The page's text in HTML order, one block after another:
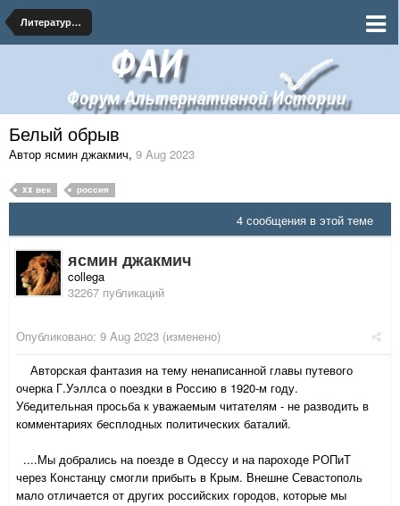
Литературная мастерская - АИ тексты на форуме
Белый обрыв
Автор ясмин джакмич, 9 Aug 2023
xx век россия
4 сообщения в этой теме
ясмин джакмич
collega
32267 публикаций
Опубликовано: 9 Aug 2023 (изменено)
Авторская фантазия на тему ненаписанной главы путевого
очерка Г.Уэллса о поездки в Россию в 1920-м году.
Убедительная просьба к уважаемым читателям - не разводить в
комментариях бесплодных политических баталий.
....Мы добрались на поезде в Одессу и на пароходе РОПиТ
через Констанцу смогли прибыть в Крым. Внешне Севастополь
мало отличается от других российских городов, которые мы